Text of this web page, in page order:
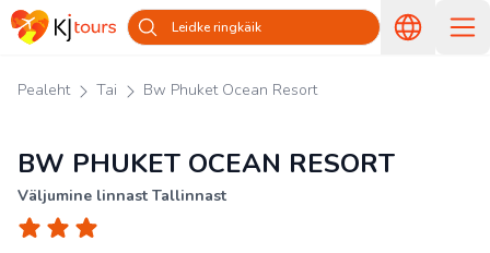
Leidke ringkäik
Pealeht Tai Bw Phuket Ocean Resort
BW PHUKET OCEAN RESORT
Väljumine linnast Tallinnast